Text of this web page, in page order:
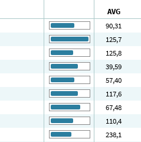
AVG
90,31
125,7
125,8
39,59
57,40
117,6
67,48
110,4
238,1